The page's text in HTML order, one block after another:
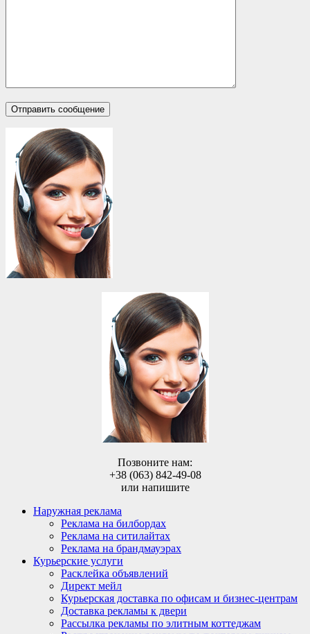
Позвоните нам:
+38 (063) 842-49-08
или напишите
Наружная реклама
Реклама на билбордах
Реклама на ситилайтах
Реклама на брандмауэрах
Курьерские услуги
Расклейка объявлений
Директ мейл
Курьерская доставка по офисам и бизнес-центрам
Доставка рекламы к двери
Рассылка рекламы по элитным коттеджам